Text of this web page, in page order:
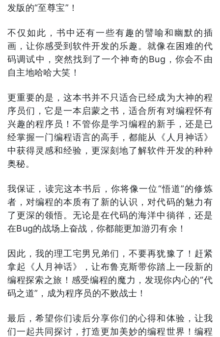
发版的“至尊宝”！
不仅如此，书中还有一些有趣的譬喻和幽默的插
画，让你感受到软件开发的乐趣。就像在困难的代
码调试中，突然找到了一个神奇的Bug，你会不由
自主地哈哈大笑！
更重要的是，这本书并不只适合已经成为大神的程
序员们，它是一本启蒙之书，适合所有对编程怀有
兴趣的程序员！不管你是学习编程的新手，还是已
经掌握一门编程语言的高手，都能从《人月神话》
中获得灵感和经验，更深刻地了解软件开发的种种
奥秘。
我保证，读完这本书后，你将像一位“悟道”的修炼
者，对编程的本质有了新的认识，对代码的魅力有
了更深的领悟。无论是在代码的海洋中徜徉，还是
在Bug的战场上奋战，你都能更加游刃有余！
因此，我的理工宅男兄弟们，不要再犹豫了！赶紧
拿起《人月神话》，让布鲁克斯带你踏上一段新的
编程探索之旅！感受编程的魔力，发现你内心的“代
码之道”，成为程序员的不败战士！
最后，希望你们读后分享你们的心得和体验，让我
们一起共同探讨，打造更加美妙的编程世界！编程